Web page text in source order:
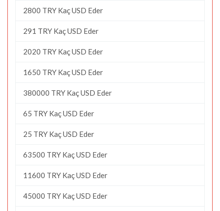
2800 TRY Kaç USD Eder
291 TRY Kaç USD Eder
2020 TRY Kaç USD Eder
1650 TRY Kaç USD Eder
380000 TRY Kaç USD Eder
65 TRY Kaç USD Eder
25 TRY Kaç USD Eder
63500 TRY Kaç USD Eder
11600 TRY Kaç USD Eder
45000 TRY Kaç USD Eder